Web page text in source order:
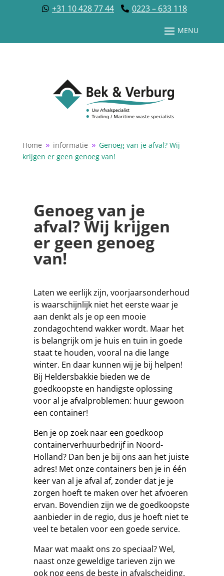
+31 10 428 77 44 0223 – 633 118
Home 9 informatie 9 Genoeg van je afval? Wij
krijgen er geen genoeg van!
Genoeg van je
afval? Wij krijgen
er geen genoeg
van!
Laten we eerlijk zijn, voorjaarsonderhoud
is waarschijnlijk niet het eerste waar je
aan denkt als je op een mooie
zondagochtend wakker wordt. Maar het
is belangrijk om je huis en tuin in goede
staat te houden, vooral na die lange
winter. En daar kunnen wij je bij helpen!
Bij Heldersbakkie bieden we de
goedkoopste en handigste oplossing
voor al je afvalproblemen: huur gewoon
een container!
Ben je op zoek naar een goedkoop
containerverhuurbedrijf in Noord-
Holland? Dan ben je bij ons aan het juiste
adres! Met onze containers ben je in één
keer van al je afval af, zonder dat je je
zorgen hoeft te maken over het afvoeren
ervan. Bovendien zijn we de goedkoopste
aanbieder in de regio, dus je hoeft niet te
veel te betalen voor een goede service.
Maar wat maakt ons zo speciaal? Wel,
naast onze geweldige tarieven zijn we
ook nog eens de beste in afvalscheiding.